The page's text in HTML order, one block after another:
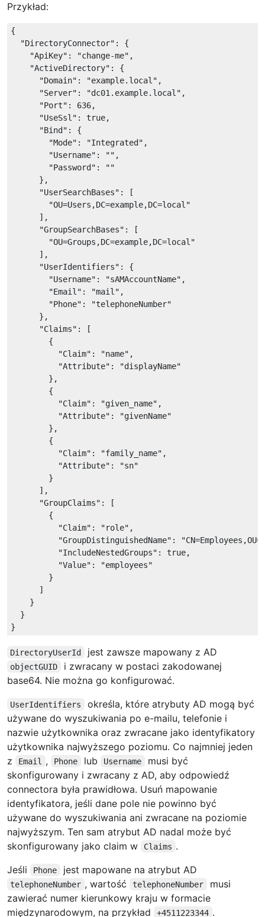
Przykład:
{
"DirectoryConnector" : {
"ApiKey" : "change-me" ,
"ActiveDirectory" : {
"Domain" : "example.local" ,
"Server" : "dc01.example.local" ,
"Port" : 636,
"UseSsl" : true,
"Bind" : {
"Mode" : "Integrated" ,
"Username" : "" ,
"Password" :
""
      },
"UserSearchBases" : [
"OU=Users,DC=example,DC=local"
      ],
"GroupSearchBases" : [
"OU=Groups,DC=example,DC=local"
      ],
"UserIdentifiers" : {
"Username" : "sAMAccountName" ,
"Email" : "mail" ,
"Phone" :
"telephoneNumber"
      },
"Claims" : [
        {
"Claim" : "name" ,
"Attribute" :
"displayName"
        },
        {
"Claim" : "given_name" ,
"Attribute" :
"givenName"
        },
        {
"Claim" : "family_name" ,
"Attribute" :
"sn"
        }
      ],
"GroupClaims" : [
        {
"Claim" : "role" ,
"GroupDistinguishedName" :
"IncludeNestedGroups" : true,
"Value" :
"employees"
        }
      ]
    }
  }
DirectoryUserId jest zawsze mapowany z AD
objectGUID
i zwracany w postaci zakodowanej
base64. Nie można go konfigurować.
UserIdentifiers
określa, które atrybuty AD mogą być
używane do wyszukiwania po e-mailu, telefonie i
nazwie użytkownika oraz zwracane jako identyfikatory
użytkownika najwyższego poziomu. Co najmniej jeden
z
Email , Phone lub Username
musi być
skonfigurowany i zwracany z AD, aby odpowiedź
connectora była prawidłowa. Usuń mapowanie
identyfikatora, jeśli dane pole nie powinno być
używane do wyszukiwania ani zwracane na poziomie
najwyższym. Ten sam atrybut AD nadal może być
skonfigurowany jako claim w
Claims .
Jeśli
Phone jest mapowane na atrybut AD
telephoneNumber , wartość telephoneNumber
musi
zawierać numer kierunkowy kraju w formacie
międzynarodowym, na przykład
+4511223344 .